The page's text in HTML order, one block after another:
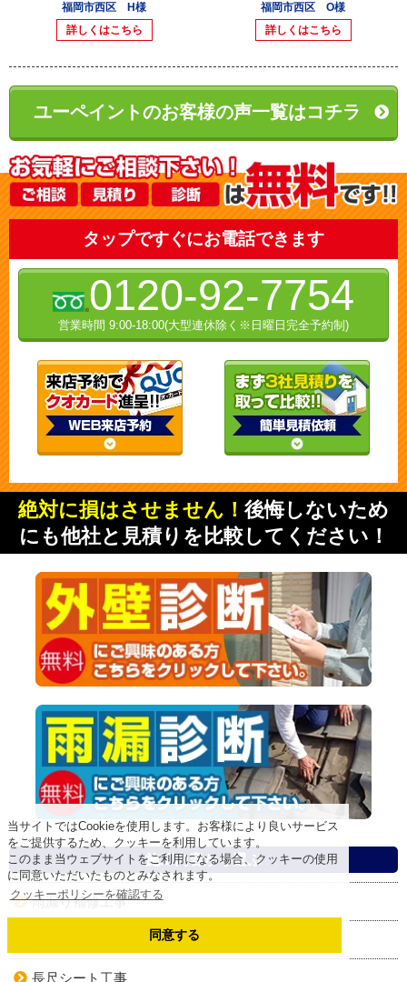
当サイトではCookieを使用します。お客様により良いサービス
をご提供するため、クッキーを利用しています。
このまま当ウェブサイトをご利用になる場合、クッキーの使用
に同意いただいたものとみなされます。
クッキーポリシーを確認する
同意する
福岡市西区 H様
詳しくはこちら
福岡市西区 O様
詳しくはこちら
ユーペイントのお客様の声一覧はコチラ
タップですぐにお電話できます
0120-92-7754
営業時間 9:00-18:00(大型連休除く※日曜日完全予約制)
絶対に損はさせません！ 後悔しないため
にも他社と見積りを比較してください！
施工内容から選ぶ
雨漏り補修工事
長尺シート工事